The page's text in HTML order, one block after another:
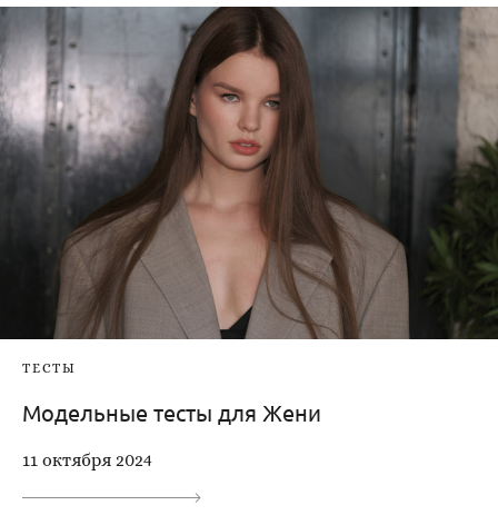
ТЕСТЫ
Модельные тесты для Жени
11 октября 2024